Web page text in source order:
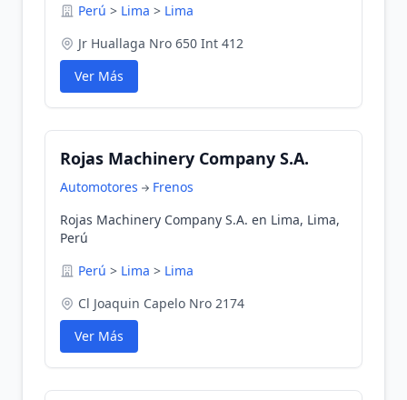
Perú > Lima > Lima
Jr Huallaga Nro 650 Int 412
Ver Más
Rojas Machinery Company S.A.
Automotores
Frenos
Rojas Machinery Company S.A. en Lima, Lima,
Perú
Perú > Lima > Lima
Cl Joaquin Capelo Nro 2174
Ver Más